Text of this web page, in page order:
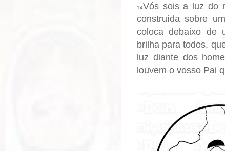
14Vós sois a luz do
construída sobre
coloca debaixo de
brilha para todos,
luz diante dos
louvem o vosso Pai